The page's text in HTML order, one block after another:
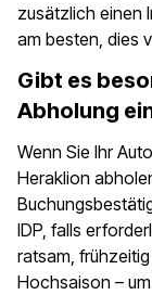
zusätzlich einen
am besten, dies
Gibt es
Abholung
Wenn Sie Ihr
Heraklion
IDP, falls
ratsam,
Hochsaison –